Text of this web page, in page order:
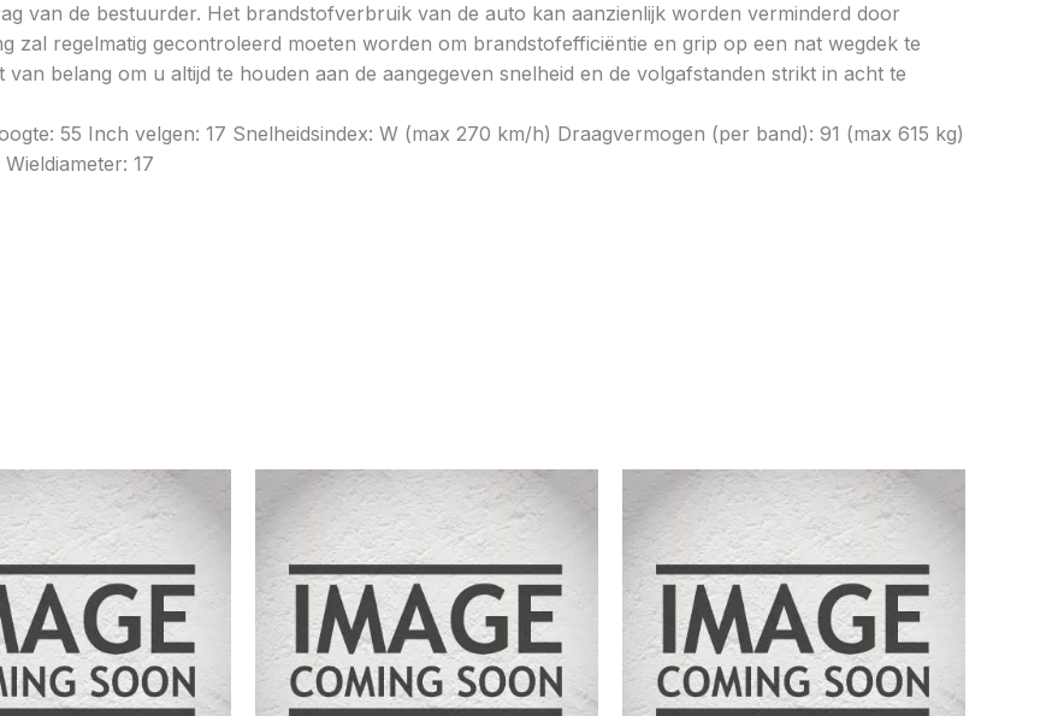
van de bestuurder. Het brandstofverbruik van de auto kan aanzienlijk worden verminderd door
zal regelmatig gecontroleerd moeten worden om brandstofefficiëntie en grip op een nat wegdek te
belang om u altijd te houden aan de aangegeven snelheid en de volgafstanden strikt in acht te
55 Inch velgen: 17 Snelheidsindex: W (max 270 km/h) Draagvermogen (per band): 91 (max 615 kg)
17